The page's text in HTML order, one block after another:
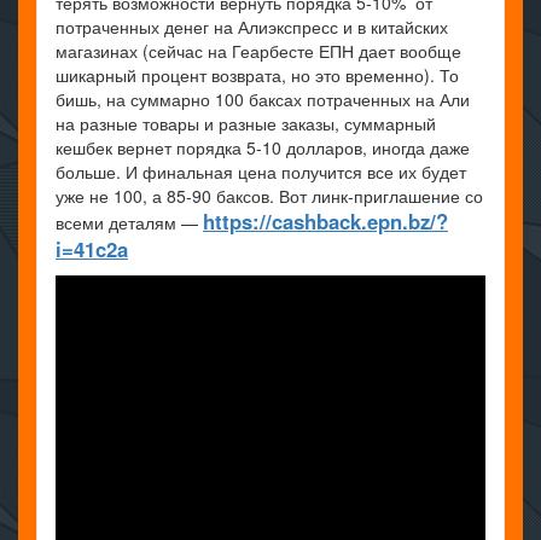
потраченных денег на Алиэкспресс и в китайских
магазинах (сейчас на Геарбесте ЕПН дает вообще
шикарный процент возврата, но это временно). То
бишь, на суммарно 100 баксах потраченных на Али
на разные товары и разные заказы, суммарный
кешбек вернет порядка 5-10 долларов, иногда даже
больше. И финальная цена получится все их будет
уже не 100, а 85-90 баксов. Вот линк-приглашение со
всеми деталям — https://cashback.epn.bz/?
i=41c2a